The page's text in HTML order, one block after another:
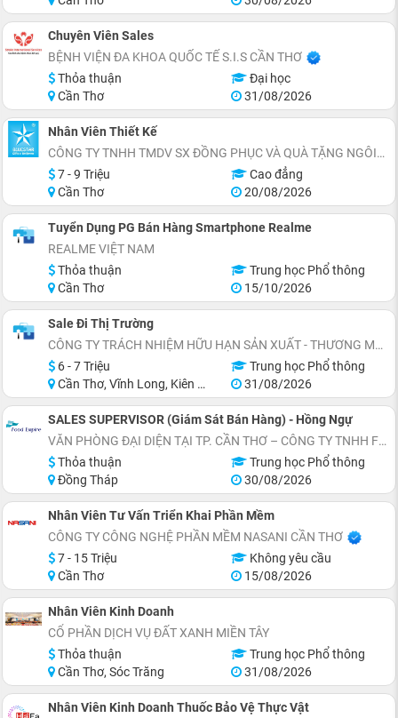
Chuyên Viên Sales
BỆNH VIỆN ĐA KHOA QUỐC TẾ S.I.S CẦN THƠ
Thỏa thuận
Đại học
Cần Thơ
31/08/2026
Nhân Viên Thiết Kế
CÔNG TY TNHH TMDV SX ĐỒNG PHỤC VÀ QUÀ TẶNG NGÔI SAO XANH
7 - 9 Triệu
Cao đẳng
Cần Thơ
20/08/2026
Tuyển Dụng PG Bán Hàng Smartphone Realme
REALME VIỆT NAM
Thỏa thuận
Trung học Phổ thông
Cần Thơ
15/10/2026
Sale Đi Thị Trường
CÔNG TY TRÁCH NHIỆM HỮU HẠN SẢN XUẤT - THƯƠNG MẠI SUGI
6 - 7 Triệu
Trung học Phổ thông
Cần Thơ, Vĩnh Long, Kiên Giang, Cà Mau, Bến Tre, Trà Vinh
31/08/2026
SALES SUPERVISOR (Giám Sát Bán Hàng) - Hồng Ngự
VĂN PHÒNG ĐẠI DIỆN TẠI TP. CẦN THƠ – CÔNG TY TNHH FES (VIỆT NAM)
Thỏa thuận
Trung học Phổ thông
Đồng Tháp
30/08/2026
Nhân Viên Tư Vấn Triển Khai Phần Mềm
CÔNG TY CÔNG NGHỆ PHẦN MỀM NASANI CẦN THƠ
7 - 15 Triệu
Không yêu cầu
Cần Thơ
15/08/2026
Nhân Viên Kinh Doanh
CỔ PHẦN DỊCH VỤ ĐẤT XANH MIỀN TÂY
Thỏa thuận
Trung học Phổ thông
Cần Thơ, Sóc Trăng
31/08/2026
Nhân Viên Kinh Doanh Thuốc Bảo Vệ Thực Vật